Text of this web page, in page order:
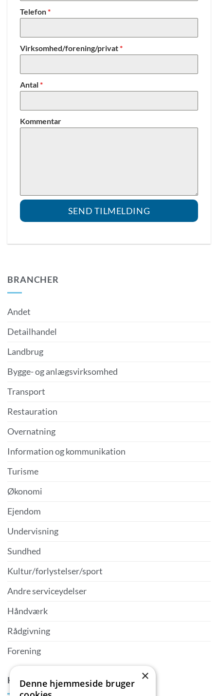
Telefon*
Virksomhed/forening/privat*
Antal*
Kommentar
SEND TILMELDING
BRANCHER
Andet
Detailhandel
Landbrug
Bygge- og anlægsvirksomhed
Transport
Restauration
Overnatning
Information og kommunikation
Turisme
Økonomi
Ejendom
Undervisning
Sundhed
Kultur/forlystelser/sport
Andre serviceydelser
Håndværk
Rådgivning
Forening
KONTAKTPERSON ×
Denne hjemmeside bruger